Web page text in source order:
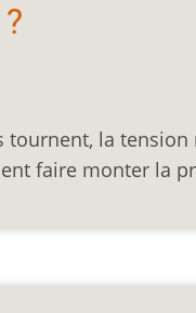
tournent, la
faire monter la